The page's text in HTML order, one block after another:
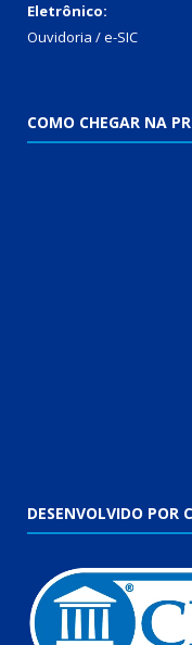
Eletrônico:
Ouvidoria / e-SIC
COMO CHEGAR NA
DESENVOLVIDO POR